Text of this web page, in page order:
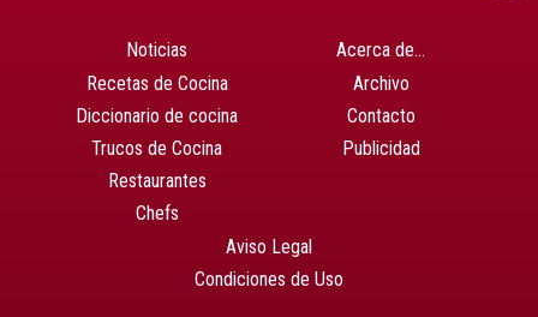
Noticias
Recetas de Cocina
Diccionario de cocina
Trucos de Cocina
Restaurantes
Chefs
Acerca de…
Archivo
Contacto
Publicidad
Aviso Legal
Condiciones de Uso